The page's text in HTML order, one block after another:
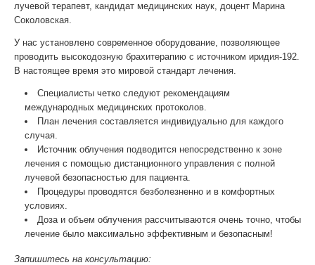
лучевой терапевт, кандидат медицинских наук, доцент Марина
Соколовская.
У нас установлено современное оборудование, позволяющее
проводить высокодозную брахитерапию с источником иридия-192.
В настоящее время это мировой стандарт лечения.
Специалисты четко следуют рекомендациям
международных медицинских протоколов.
План лечения составляется индивидуально для каждого
случая.
Источник облучения подводится непосредственно к зоне
лечения с помощью дистанционного управления с полной
лучевой безопасностью для пациента.
Процедуры проводятся безболезненно и в комфортных
условиях.
Доза и объем облучения рассчитываются очень точно, чтобы
лечение было максимально эффективным и безопасным!
Запишитесь на консультацию: